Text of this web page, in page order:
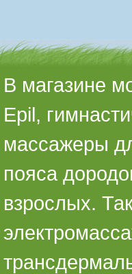
В магазине
Epil,
массажеры
пояса
взрослых.